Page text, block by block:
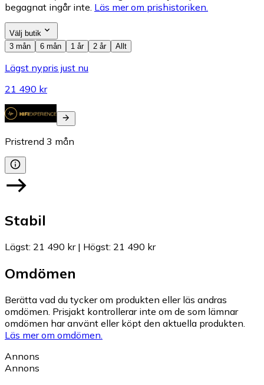
begagnat ingår inte. Läs mer om prishistoriken.
Välj butik
3 mån
6 mån 1 år 2 år Allt
Lägst nypris just nu
21 490 kr
Pristrend 3 mån
Stabil
Lägst: 21 490 kr| Högst: 21 490 kr
Omdömen
Berätta vad du tycker om produkten eller läs andras
omdömen. Prisjakt kontrollerar inte om de som lämnar
omdömen har använt eller köpt den aktuella produkten.
Läs mer om omdömen.
Annons
Annons